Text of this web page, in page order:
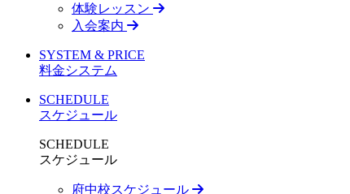
体験レッスン
入会案内
SYSTEM & PRICE
料金システム
SCHEDULE
スケジュール
SCHEDULE
スケジュール
府中校スケジュール